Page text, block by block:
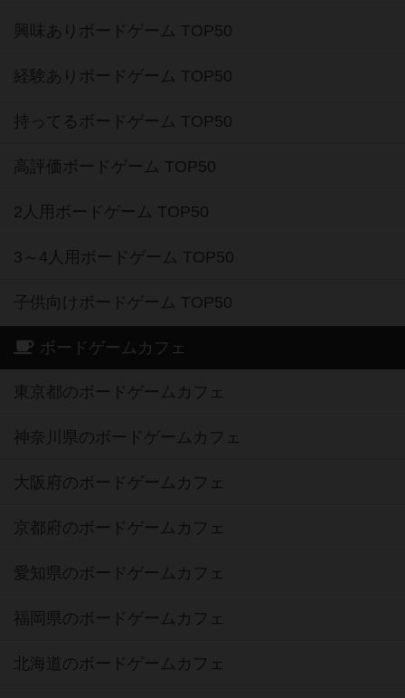
興味ありボードゲーム TOP50
経験ありボードゲーム TOP50
持ってるボードゲーム TOP50
高評価ボードゲーム TOP50
2人用ボードゲーム TOP50
3～4人用ボードゲーム TOP50
子供向けボードゲーム TOP50
ボードゲームカフェ
東京都のボードゲームカフェ
神奈川県のボードゲームカフェ
大阪府のボードゲームカフェ
京都府のボードゲームカフェ
愛知県のボードゲームカフェ
福岡県のボードゲームカフェ
北海道のボードゲームカフェ